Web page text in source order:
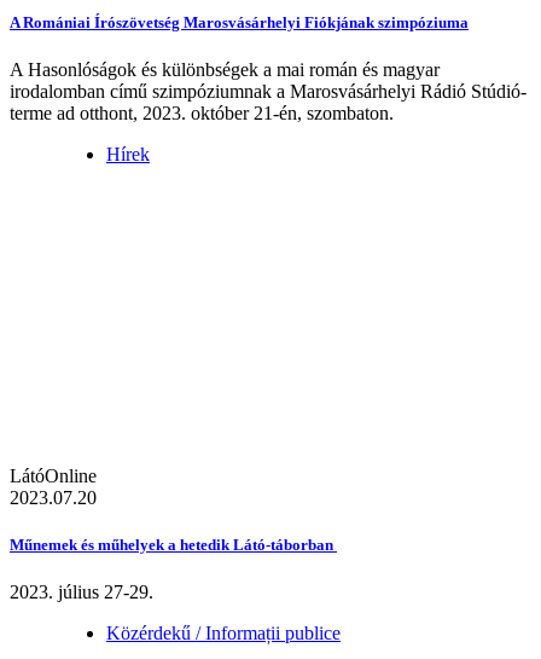
A Romániai Írószövetség Marosvásárhelyi Fiókjának szimpóziuma
A Hasonlóságok és különbségek a mai román és magyar
irodalomban című szimpóziumnak a Marosvásárhelyi Rádió Stúdió-
terme ad otthont, 2023. október 21-én, szombaton.
Hírek
LátóOnline
2023.07.20
Műnemek és műhelyek a hetedik Látó-táborban
2023. július 27-29.
Közérdekű / Informații publice